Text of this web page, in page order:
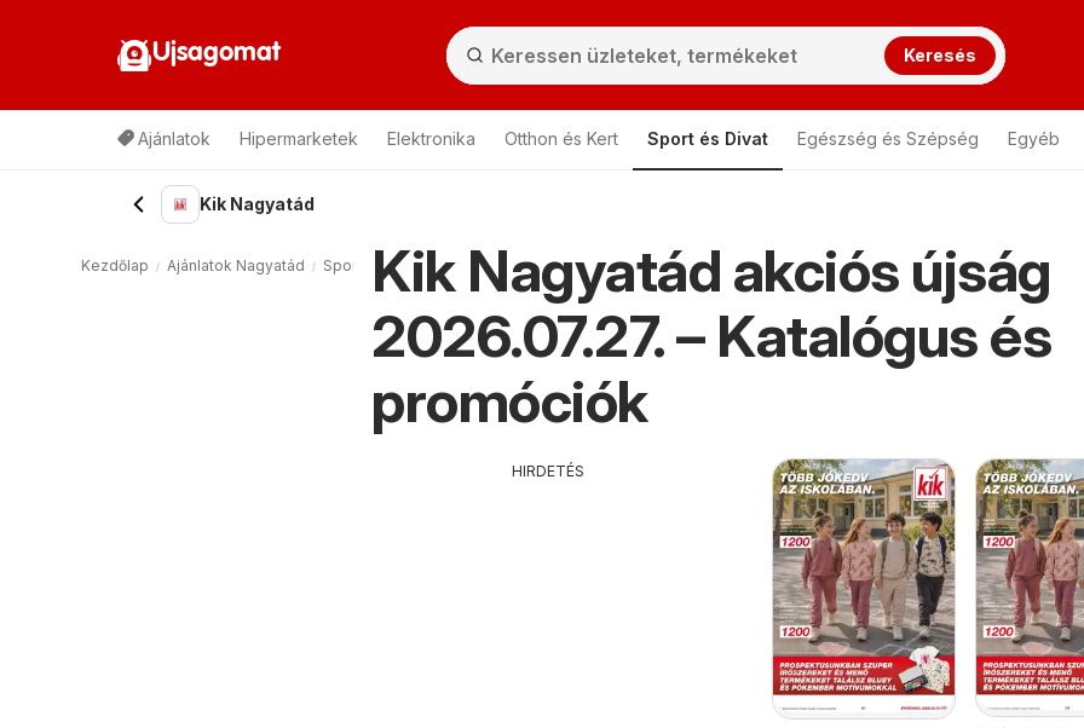
Ujsagomat Keresés
Ajánlatok Hipermarketek Elektronika Otthon és Kert Sport és Divat Egészség és Szépség Egyéb
Kik Nagyatád
Kik Nagyatád akciós újság
2026.07.27. – Katalógus és
promóciók
HIRDETÉS
Kezdőlap Ajánlatok Nagyatád Sport és Divat Nagyatád Kik Nagyatád